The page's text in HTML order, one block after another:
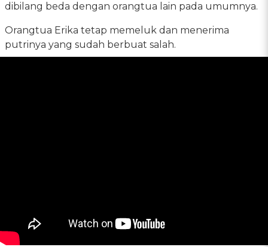
dibilang beda dengan orangtua lain pada umumnya.
Orangtua Erika tetap memeluk dan menerima
putrinya yang sudah berbuat salah.